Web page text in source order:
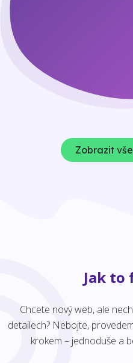
Zobrazit
Jak to
Chcete nový web, ale
detailech? Nebojte,
krokem – jednoduše a